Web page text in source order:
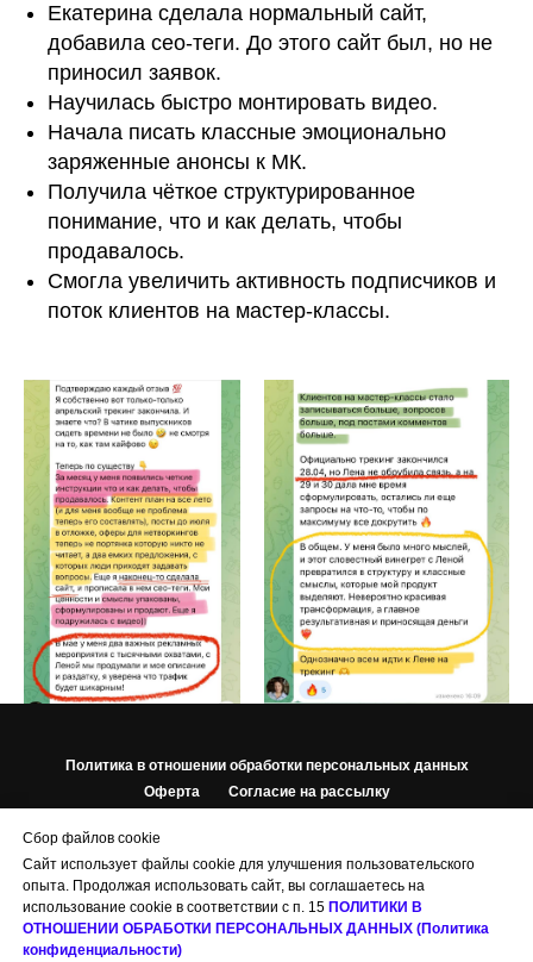
Екатерина сделала нормальный сайт,
добавила сео-теги. До этого сайт был, но не
приносил заявок.
Научилась быстро монтировать видео.
Начала писать классные эмоционально
заряженные анонсы к МК.
Получила чёткое структурированное
понимание, что и как делать, чтобы
продавалось.
Смогла увеличить активность подписчиков и
поток клиентов на мастер-классы.
Политика в отношении обработки персональных данных
Оферта
Согласие на рассылку
© 2023 Елена Вишневская
ИП Вишневская Елена Михайловна
ОГРНИП 316547600178821
Сбор файлов cookie
Сайт использует файлы cookie для улучшения пользовательского
опыта. Продолжая использовать сайт, вы соглашаетесь на
использование cookie в соответствии с п. 15 ПОЛИТИКИ В
ОТНОШЕНИИ ОБРАБОТКИ ПЕРСОНАЛЬНЫХ ДАННЫХ (Политика
конфиденциальности)